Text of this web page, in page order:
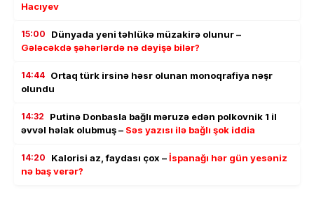
Hacıyev
15:00
Dünyada yeni təhlükə müzakirə olunur –
Gələcəkdə şəhərlərdə nə dəyişə bilər?
14:44 Ortaq türk irsinə həsr olunan monoqrafiya nəşr
olundu
14:32
Putinə Donbasla bağlı məruzə edən polkovnik 1 il
əvvəl həlak olubmuş – Səs yazısı ilə bağlı şok iddia
14:20 Kalorisi az, faydası çox –İspanağı hər gün yesəniz
nə baş verər?